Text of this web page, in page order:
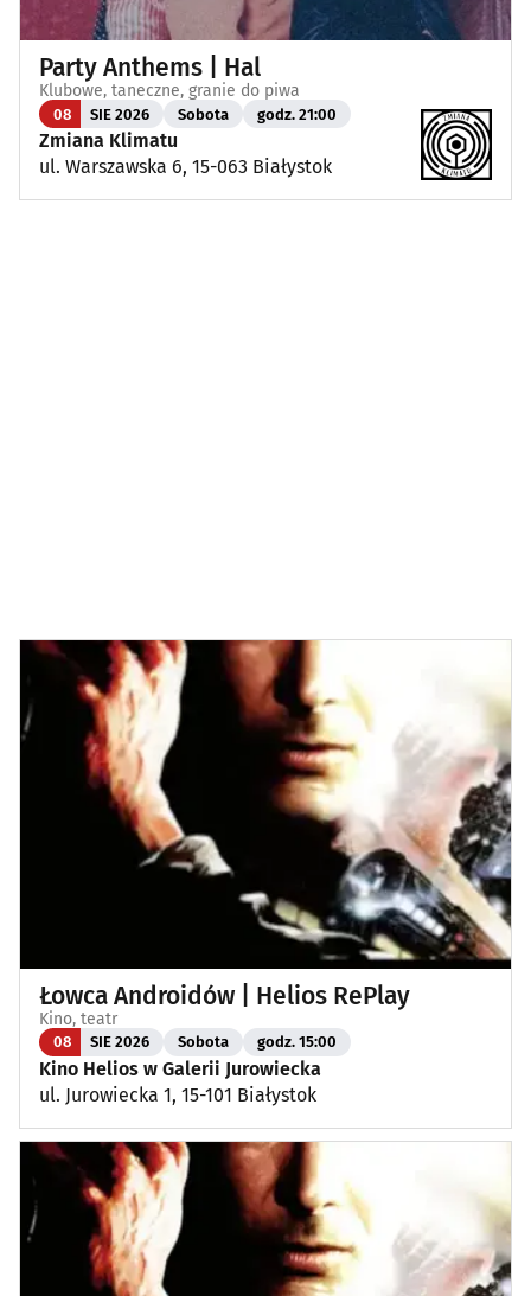
Party Anthems | Hal
Klubowe, taneczne, granie do piwa
08 SIE 2026 Sobota godz. 21:00
Zmiana Klimatu
ul. Warszawska 6, 15-063 Białystok
Łowca Androidów | Helios RePlay
Kino, teatr
08 SIE 2026 Sobota godz. 15:00
Kino Helios w Galerii Jurowiecka
ul. Jurowiecka 1, 15-101 Białystok